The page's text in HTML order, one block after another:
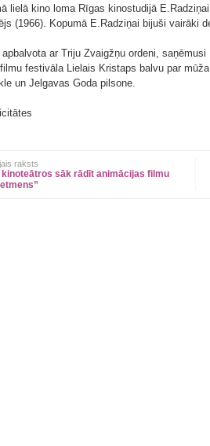
lielā kino loma Rīgas kinostudijā
(1966). Kopumā E.Radziņai bijuši vairāki
apbalvota ar Triju Zvaigžņu ordeni,
festivāla Lielais Kristaps balvu par
un Jelgavas Goda pilsone.
raksts
kinoteātros sāk rādīt animācijas filmu